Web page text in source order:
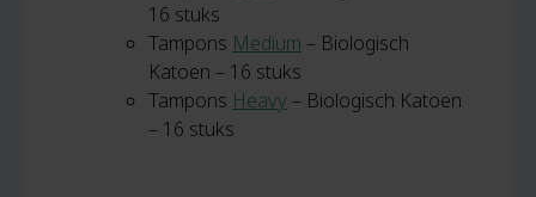
16 stuks
Tampons Medium – Biologisch
Katoen – 16 stuks
Tampons Heavy – Biologisch Katoen
– 16 stuks